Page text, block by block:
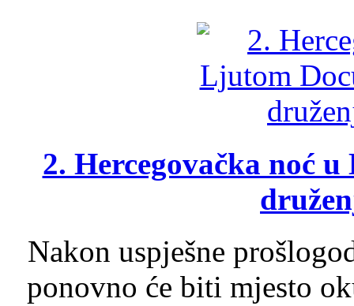
2. Hercegovačka noć
Nakon uspješne
ponovno će biti mjesto